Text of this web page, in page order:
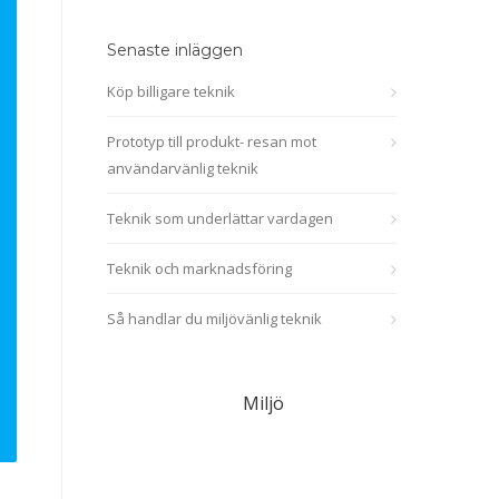
Senaste inläggen
Köp billigare teknik
Prototyp till produkt- resan mot
användarvänlig teknik
Teknik som underlättar vardagen
Teknik och marknadsföring
Så handlar du miljövänlig teknik
Miljö